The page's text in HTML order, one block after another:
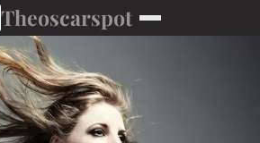
Theoscarspot